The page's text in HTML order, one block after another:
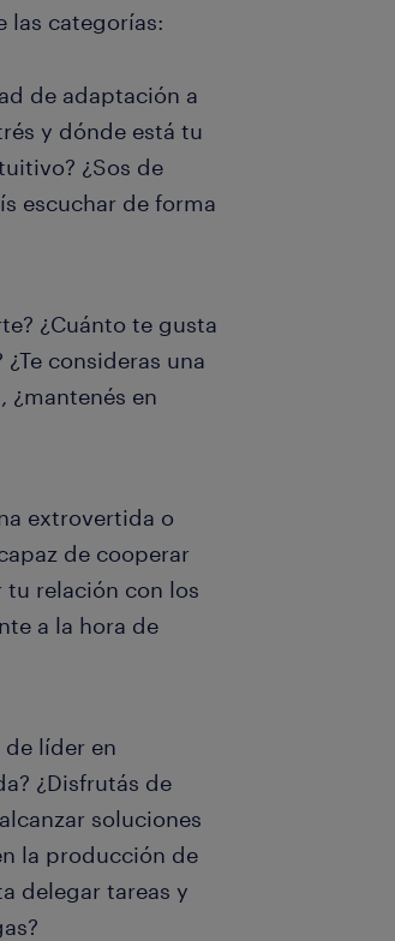
las categorías:
de adaptación a
y dónde está tu
¿Sos de
escuchar de forma
¿Cuánto te gusta
consideras una
¿mantenés en
extrovertida o
de cooperar
tu relación con los
a la hora de
de líder en
¿Disfrutás de
soluciones
la producción de
delegar tareas y